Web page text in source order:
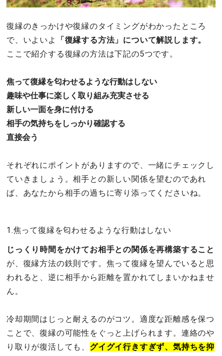
復縁のきっかけや復縁のタイミングがわかったところ
で、いよいよ
「復縁する方法」について解説します。
ここで紹介する復縁の方法は下記の5つです。
焦って復縁を匂わせるような行動はしない
趣味や仕事に楽しく取り組み充実させる
新しい一面を身に付ける
相手の気持ちをしっかり確認する
直接会う
それぞれにポイントがありますので、一緒にチェックし
ていきましょう。相手との新しい関係を望むのであれ
ば、あなたから相手の過ちに寄り添ってくださいね。
1.焦って復縁を匂わせるような行動はしない
じっくり時間をかけてお相手との関係を再構築すること
が、復縁方法の鉄則です。焦って復縁を望んでいると思
われると、逆に相手から距離を置かれてしまいかねませ
ん。
冷却期間はじっと耐えるのがコツ。適度な距離感を保つ
ことで、復縁の可能性をぐっと上げられます。連絡のや
り取りが復活しても、 グイグイ行きすぎず、気持ちを抑